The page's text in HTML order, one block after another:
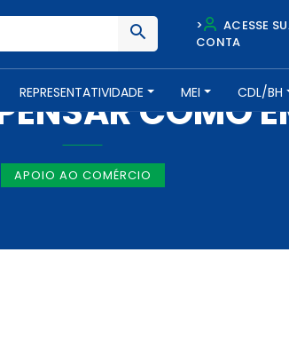
>
ACESSE
CONTA
REPRESENTATIVIDADE MEI CDL/BH
-24 DE JANEIRO DE 2017
COMO
APOIO AO COMÉRCIO